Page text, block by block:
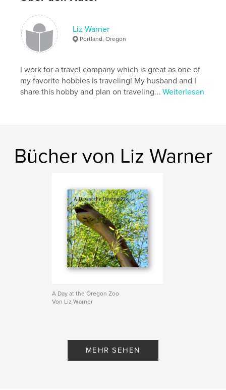
Liz Warner
Portland, Oregon
I work for a travel company which is great as one of
my favorite hobbies is traveling! My husband and I
share this hobby and plan on traveling...Weiterlesen
Bücher von Liz Warner
A Day at the Oregon Zoo
Von Liz Warner
MEHR SEHEN